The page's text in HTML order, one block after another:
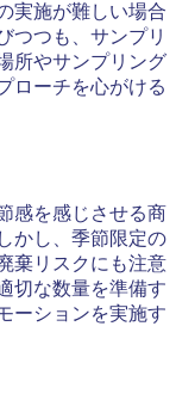
実施が難しい場合
つつも、サンプリ
所やサンプリング
ローチを心がける
感を感じさせる商
かし、季節限定の
棄リスクにも注意
切な数量を準備す
ーションを実施す